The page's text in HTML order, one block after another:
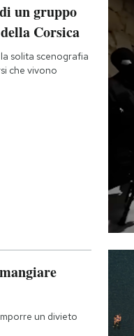
un gruppo
Corsica
solita scenografia
che vivono
un divieto